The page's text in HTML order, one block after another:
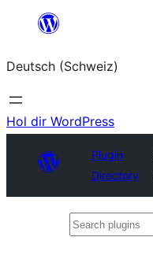
springen
Deutsch (Schweiz)
Hol dir WordPress
Plugin
Directory
Search